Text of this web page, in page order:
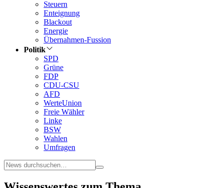
Steuern
Enteignung
Blackout
Energie
Übernahmen-Fussion
Politik
SPD
Grüne
FDP
CDU-CSU
AFD
WerteUnion
Freie Wähler
Linke
BSW
Wahlen
Umfragen